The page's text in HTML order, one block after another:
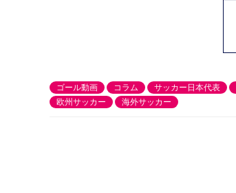
ゴール動画 コラム サッカー日本代表
欧州サッカー
海外サッカー